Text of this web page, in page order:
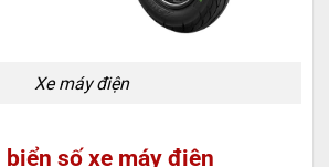
Xe máy điện
số xe máy điện